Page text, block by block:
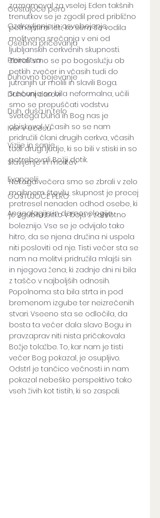
Gostujoče pero
Ozdravljenje in osvobojenje
Osebna pričevanja
Preroštva
Duhovno bojevanje
Duhovni darovi
Duh, duša in telo
Iver v očesu
Vizije in sanje
Slavljenje in molitev
Evangelij
GOSTUJOČE PERO
Angeologija in demonologija
zaznamoval za vselej. Eden takšnih
trenutkov se je zgodil pred približno
petnajstimi leti, ko sem še vodila
molitvena srečanja v eni od
ljubljanskih cerkvenih skupnosti.
Zbirali smo se po bogoslužju ob
petkih zvečer in včasih tudi do
jutranjih ur molili in slavili Boga.
Srečanja so bila neformalna, učili
smo se prepuščati vodstvu
Svetega Duha in Bog nas je
obiskoval. Včasih so se nam
pridružili člani drugih cerkva, včasih
tudi drugi ljudje, ki so bili v stiski in so
potrebovali Božji dotik.
Nekega večera smo se zbrali v zelo
majhnem številu, skupnost je precej
pretresel nenaden odhod osebe, ki
je zgubila bitko v boju z zahrbtno
boleznijo. Vse se je odvijalo tako
hitro, da se njena družina ni uspela
niti posloviti od nje. Tisti večer sta se
nam na molitvi pridružila mlajši sin
in njegova žena, ki zadnje dni ni bila
z taščo v najboljših odnosih.
Popolnoma sta bila strta in pod
bremenom izgube ter neizrečenih
stvari. Vseeno sta se odločila, da
bosta ta večer dala slavo Bogu in
pravzaprav niti nista pričakovala
Božje tolažbe. To, kar nam je tisti
večer Bog pokazal, je osupljivo.
Odstrl je tančico večnosti in nam
pokazal nebeško perspektivo tako
vseh živih kot tistih, ki so zaspali.